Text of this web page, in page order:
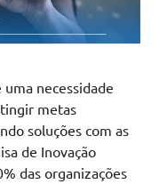
necessidade
metas
soluções com as
de Inovação
das organizações